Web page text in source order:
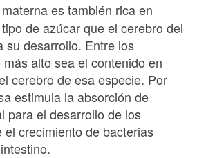
es también rica en
de azúcar que el cerebro del
su desarrollo. Entre los
alto sea el contenido en
cerebro de esa especie. Por
estimula la absorción de
para el desarrollo de los
el crecimiento de bacterias